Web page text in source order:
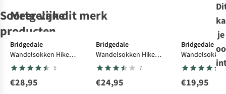
Soortgelijke
producten
FALKE
Wandelsokken
Tk2 Cool
FALKE
Wandelsokken
Tk2 Cool
Expert review
Ayacucho
Wandelsokken
Light Hiker Crew
Cool 2-Pack
FALKE
Wandelsokken
Tk2 Explore Cool
Short
Meer van dit merk
Bridgedale
Wandelsokken Hike
Lightweight Comfort
5
€28,95
Bridgedale
Wandelsokken Hike
Merino Performance
7
€24,95
Bridgedale
Crew M
€19,95
je